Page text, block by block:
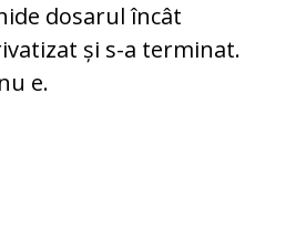
dosarul încât
și s-a terminat.
e.